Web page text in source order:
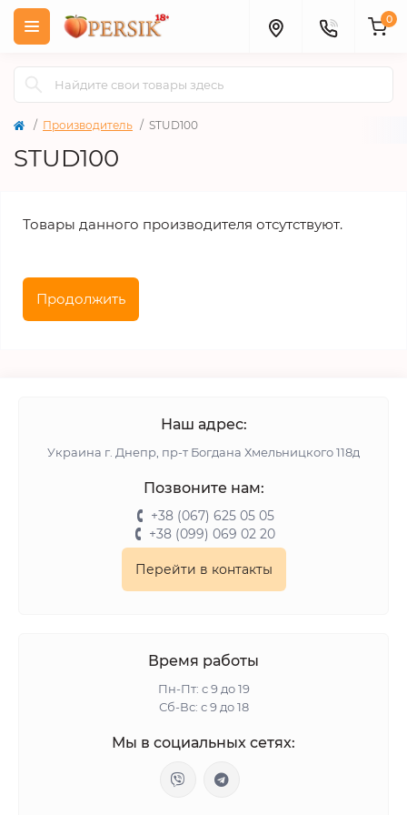
0
Производитель STUD100
STUD100
Товары данного производителя отсутствуют.
Продолжить
Наш адрес:
Украина г. Днепр, пр-т Богдана Хмельницкого 118д
Позвоните нам:
+38 (067) 625 05 05
+38 (099) 069 02 20
Перейти в контакты
Время работы
Пн-Пт: с 9 до 19
Сб-Вс: с 9 до 18
Мы в социальных сетях: